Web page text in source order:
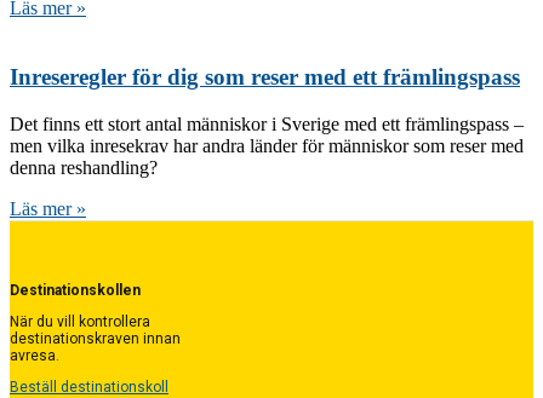
Läs mer »
Inreseregler för dig som reser med ett främlingspass
Det finns ett stort antal människor i Sverige med ett främlingspass –
men vilka inresekrav har andra länder för människor som reser med
denna reshandling?
Läs mer »
Destinationskollen
När du vill kontrollera
destinationskraven innan
avresa.
Beställ destinationskoll